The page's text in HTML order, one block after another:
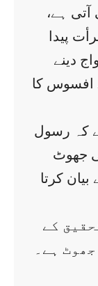
ہے،
پیدا
دینے
افسوس کا
کہ رسول
جھوٹ
کرتا
کے
ہے۔